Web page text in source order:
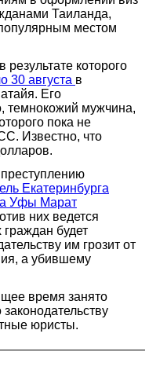
Таиланда,
местом
которого
30 августа в
Его
темнокожий мужчина,
пока не
Известно, что
Екатеринбурга
Уфы Марат
них ведется
будет
им грозит от
а убившему
время занято
юристы.